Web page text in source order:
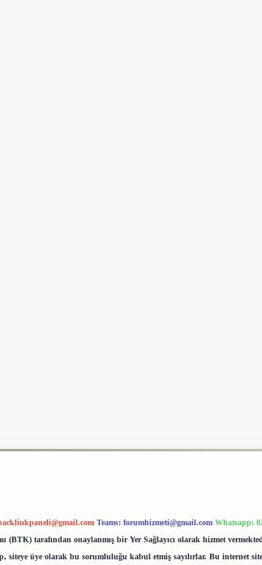
Teams: forumhizmeti@gmail.com Whatsapp:
tarafından onaylanmış bir Yer Sağlayıcı olarak hizmet
üye olarak bu sorumluluğu kabul etmiş sayılırlar. Bu internet